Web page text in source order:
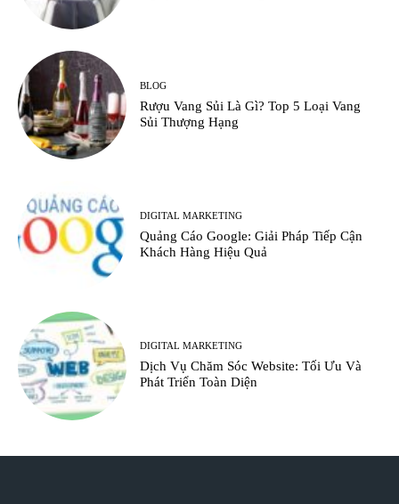
BLOG
Rượu Vang Sủi Là Gì? Top 5 Loại Vang
Sủi Thượng Hạng
DIGITAL MARKETING
Quảng Cáo Google: Giải Pháp Tiếp Cận
Khách Hàng Hiệu Quả
DIGITAL MARKETING
Dịch Vụ Chăm Sóc Website: Tối Ưu Và
Phát Triển Toàn Diện